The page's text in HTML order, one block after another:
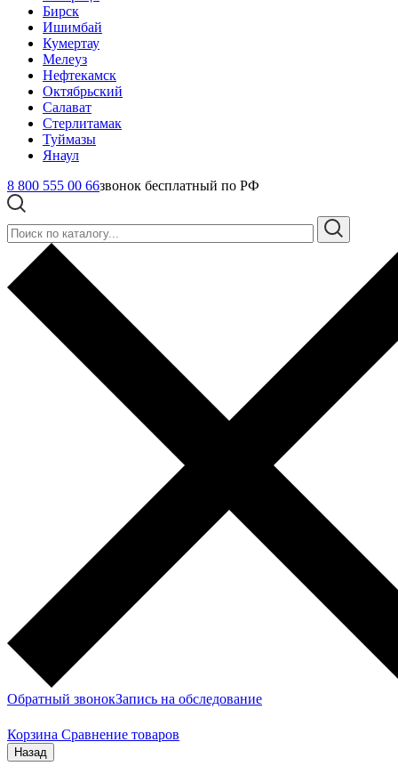
Бирск
Ишимбай
Кумертау
Мелеуз
Нефтекамск
Октябрьский
Салават
Стерлитамак
Туймазы
Янаул
8 800 555 00 66звонок бесплатный по РФ
Обратный звонокЗапись на обследование
Корзина Сравнение товаров
Назад